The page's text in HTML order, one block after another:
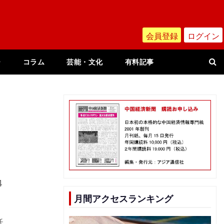
会員登録 ログイン
コラム 芸能・文化 有料記事
月間アクセスランキング